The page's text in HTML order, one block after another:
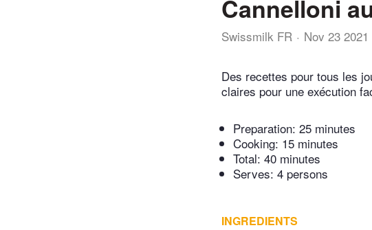
Cannelloni
Swissmilk FR Nov 23 2021
Des recettes pour tous les
claires pour une exécution
Preparation: 25 minutes
Cooking: 15 minutes
Total: 40 minutes
Serves: 4 persons
INGREDIENTS